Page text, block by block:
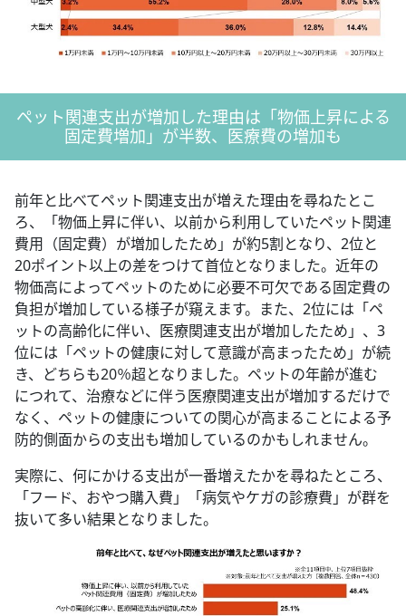
ペット関連支出が増加した理由は「物価上昇による
固定費増加」が半数、医療費の増加も
前年と比べてペット関連支出が増えた理由を尋ねたとこ
ろ、「物価上昇に伴い、以前から利用していたペット関連
費用（固定費）が増加したため」が約5割となり、2位と
20ポイント以上の差をつけて首位となりました。近年の
物価高によってペットのために必要不可欠である固定費の
負担が増加している様子が窺えます。また、2位には「ペ
ットの高齢化に伴い、医療関連支出が増加したため」、3
位には「ペットの健康に対して意識が高まったため」が続
き、どちらも20％超となりました。ペットの年齢が進む
につれて、治療などに伴う医療関連支出が増加するだけで
なく、ペットの健康についての関心が高まることによる予
防的側面からの支出も増加しているのかもしれません。
実際に、何にかける支出が一番増えたかを尋ねたところ、
「フード、おやつ購入費」「病気やケガの診療費」が群を
抜いて多い結果となりました。